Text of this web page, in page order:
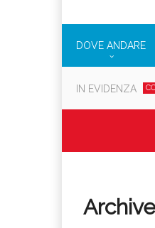
DOVE ANDARE
IN EVIDENZA